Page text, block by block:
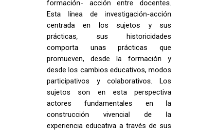
formación- acción entre docentes.
Esta línea de investigación-acción
centrada en los sujetos y sus
prácticas, sus historicidades
comporta unas prácticas que
promueven, desde la formación y
desde los cambios educativos, modos
participativos y colaborativos. Los
sujetos son en esta perspectiva
actores fundamentales en la
construcción vivencial de la
experiencia educativa a través de sus